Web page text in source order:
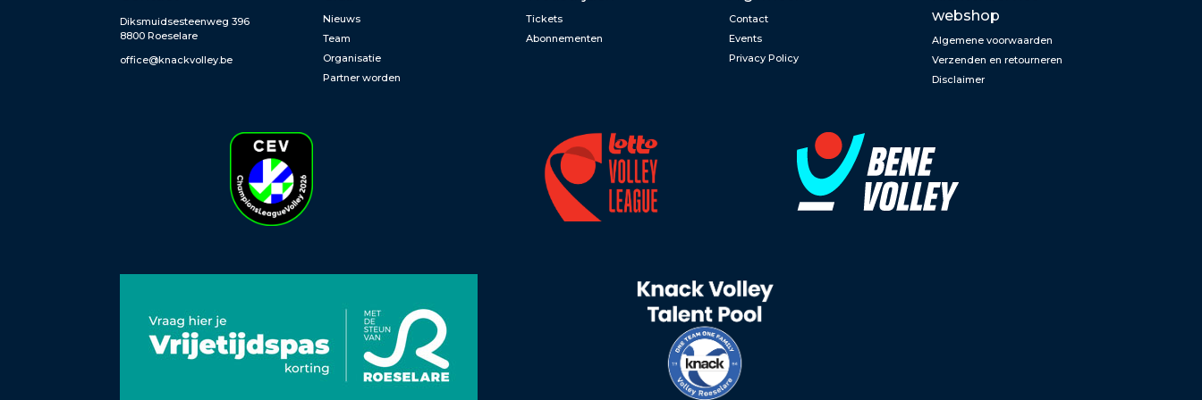
Diksmuidsesteenweg 396
8800 Roeselare
office@knackvolley.be
Nieuws
Team
Organisatie
Partner worden
Tickets
Abonnementen
Contact
Events
Privacy Policy
webshop
Algemene voorwaarden
Verzenden en retourneren
Disclaimer